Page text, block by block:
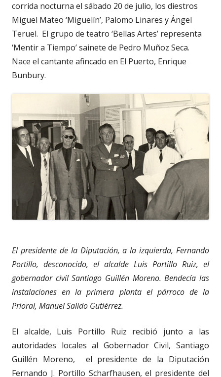
corrida nocturna el sábado 20 de julio, los diestros
Miguel Mateo ‘Miguelín’, Palomo Linares y Ángel
Teruel. El grupo de teatro ‘Bellas Artes’ representa
‘Mentir a Tiempo’ sainete de Pedro Muñoz Seca.
Nace el cantante afincado en El Puerto, Enrique
Bunbury.
El presidente de la Diputación, a la izquierda, Fernando
Portillo, desconocido, el alcalde Luis Portillo Ruiz, el
gobernador civil Santiago Guillén Moreno. Bendecía las
instalaciones en la primera planta el párroco de la
Prioral, Manuel Salido Gutiérrez.
El alcalde, Luis Portillo Ruiz recibió junto a las
autoridades locales al Gobernador Civil, Santiago
Guillén Moreno, el presidente de la Diputación
Fernando J. Portillo Scharfhausen, el presidente del